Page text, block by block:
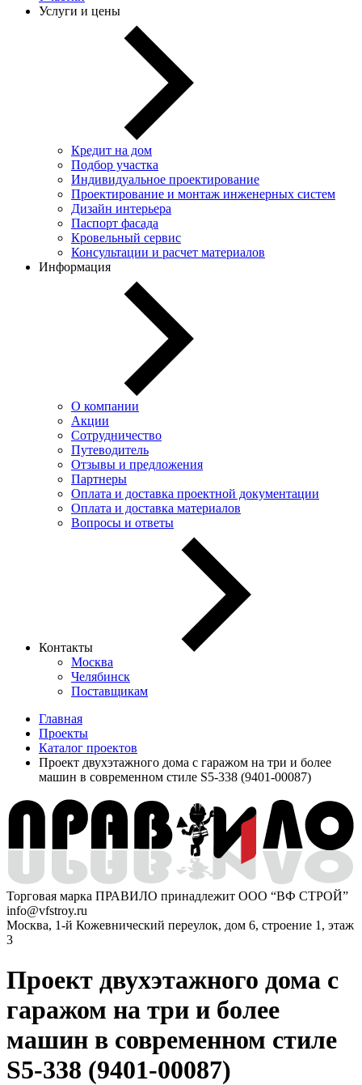
Услуги и цены
Кредит на дом
Подбор участка
Индивидуальное проектирование
Проектирование и монтаж инженерных систем
Дизайн интерьера
Паспорт фасада
Кровельный сервис
Консультации и расчет материалов
Информация
О компании
Акции
Сотрудничество
Путеводитель
Отзывы и предложения
Партнеры
Оплата и доставка проектной документации
Оплата и доставка материалов
Вопросы и ответы
Контакты
Москва
Челябинск
Поставщикам
Главная
Проекты
Каталог проектов
Проект двухэтажного дома с гаражом на три и более
машин в современном стиле S5-338 (9401-00087)
Торговая марка ПРАВИЛО принадлежит ООО “ВФ СТРОЙ”
info@vfstroy.ru
Москва, 1-й Кожевнический переулок, дом 6, строение 1, этаж
3
Проект двухэтажного дома с
гаражом на три и более
машин в современном стиле
S5-338 (9401-00087)